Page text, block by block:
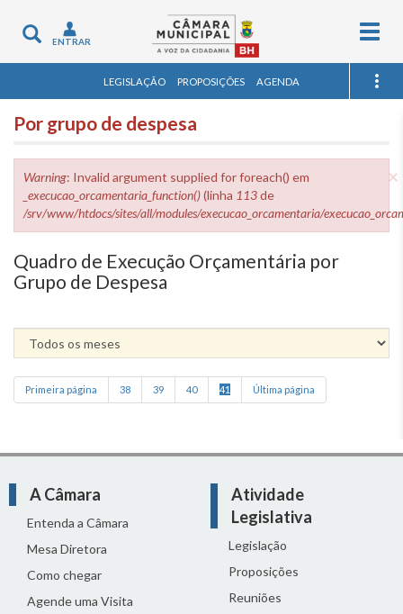
Toggle
navigation
ENTRAR
LEGISLAÇÃO PROPOSIÇÕES AGENDA
Por grupo de despesa
×
Menssagem de erro
Warning: Invalid argument supplied for foreach() em
_execucao_orcamentaria_function()(linha 113de
/srv/www/htdocs/sites/all/modules/execucao_orcamentaria/
Quadro de Execução Orçamentária por
Grupo de Despesa
Primeira página 38 39 40 41 (current)Última página
A Câmara
Entenda a Câmara
Mesa Diretora
Como chegar
Agende uma Visita
Atividade
Legislativa
Legislação
Proposições
Reuniões